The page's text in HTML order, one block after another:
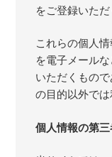
をご登録いただ
これらの個人
を電子メール
いただくもの
の目的以外では
個人情報の第